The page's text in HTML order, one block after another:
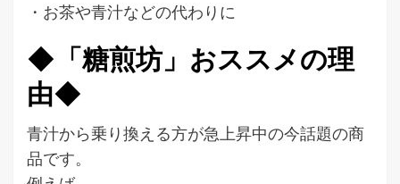
・お茶や青汁などの代わりに
◆「糖煎坊」おススメの理
由◆
青汁から乗り換える方が急上昇中の今話題の商
品です。